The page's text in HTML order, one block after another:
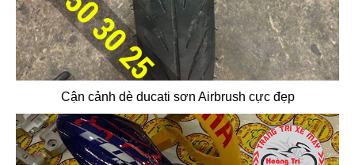
Cận cảnh dè ducati sơn Airbrush cực đẹp